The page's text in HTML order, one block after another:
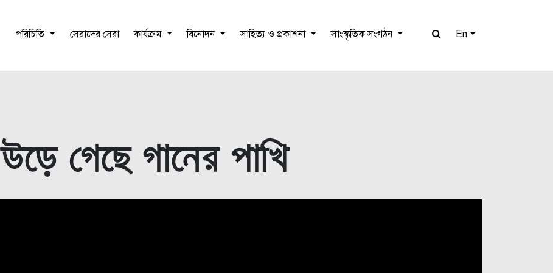
পরিচিতি সেরাদের সেরা কার্যক্রম বিনোদন সাহিত্য ও প্রকাশনা সাংস্কৃতিক সংগঠন En
উড়ে গেছে গানের পাখি